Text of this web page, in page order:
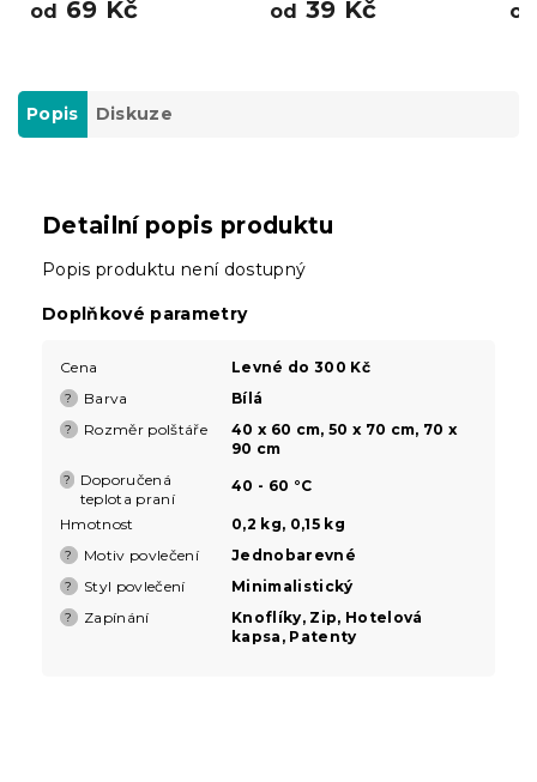
od 69 Kč od 39 Kč od
Popis Diskuze
Detailní popis produktu
Popis produktu není dostupný
Doplňkové parametry
Cena Levné do 300 Kč
? Barva Bílá
? Rozměr polštáře
40 x 60 cm, 50 x 70 cm, 70 x
90 cm
?
Doporučená
teplota praní
40 - 60 °C
Hmotnost 0,2 kg, 0,15 kg
? Motiv povlečení Jednobarevné
? Styl povlečení Minimalistický
? Zapínání
Knoflíky, Zip, Hotelová
kapsa, Patenty